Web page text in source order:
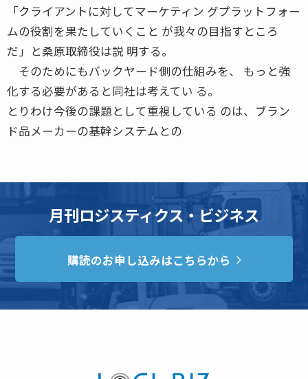
「クライアントに対してマーケティン グプラットフォー
ムの役割を果たしていくこと が我々の目指すところ
だ」と桑原取締役は説 明する。
そのためにもバックヤード側の仕組みを、 もっと強
化する必要があると同社は考えてい る。
とりわけ今後の課題として重視している のは、ブラン
ド品メーカーの基幹システムとの
月刊ロジスティクス・ビジネス
購読のお申し込みはこちらから